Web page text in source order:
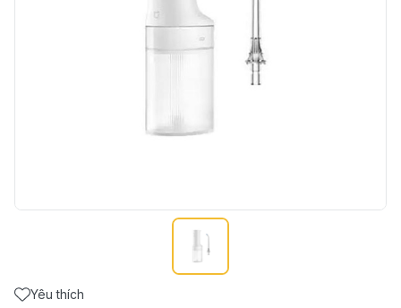
Yêu thích